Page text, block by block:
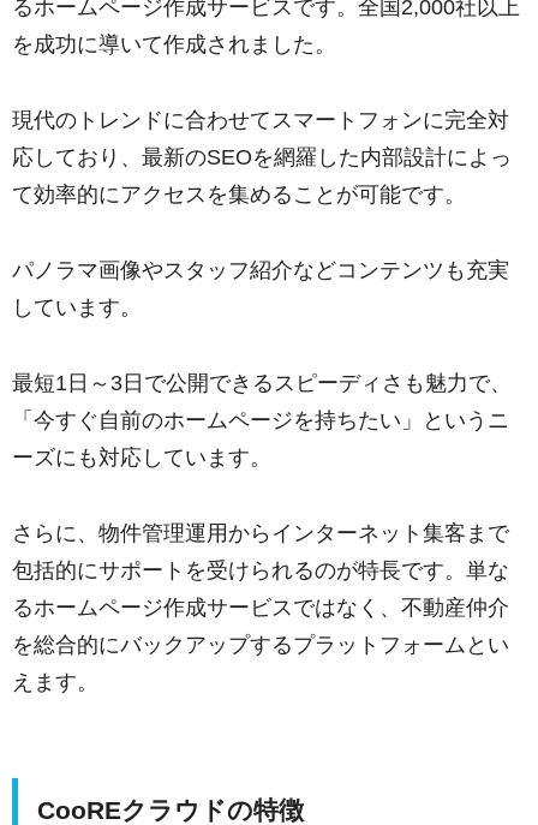
るホームページ作成サービスです。全国2,000社以上
を成功に導いて作成されました。
現代のトレンドに合わせてスマートフォンに完全対
応しており、最新のSEOを網羅した内部設計によっ
て効率的にアクセスを集めることが可能です。
パノラマ画像やスタッフ紹介などコンテンツも充実
しています。
最短1日～3日で公開できるスピーディさも魅力で、
「今すぐ自前のホームページを持ちたい」というニ
ーズにも対応しています。
さらに、物件管理運用からインターネット集客まで
包括的にサポートを受けられるのが特長です。単な
るホームページ作成サービスではなく、不動産仲介
を総合的にバックアップするプラットフォームとい
えます。
CooREクラウドの特徴